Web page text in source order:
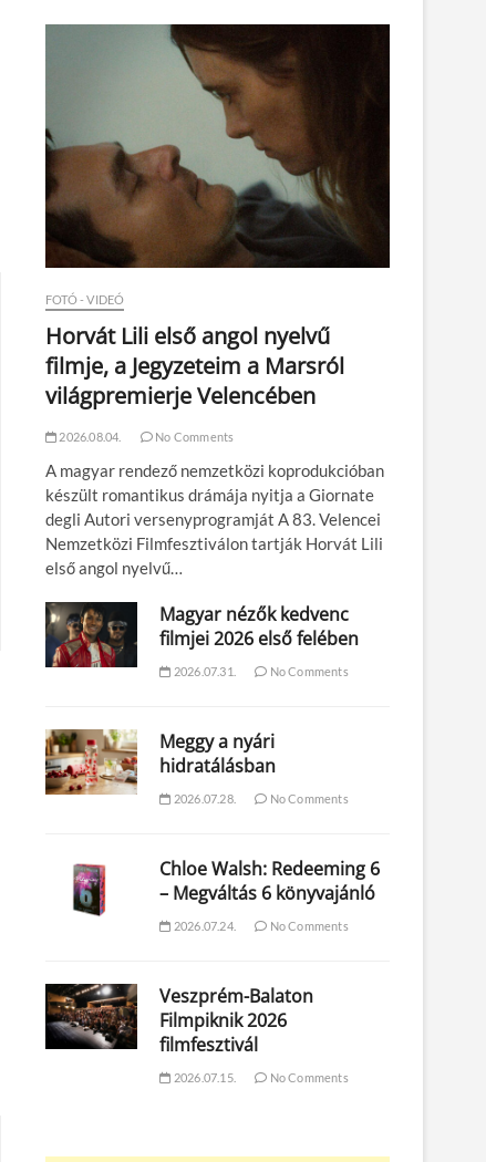
FOTÓ - VIDEÓ
Horvát Lili első angol nyelvű
filmje, a Jegyzeteim a Marsról
világpremierje Velencében
2026.08.04. No Comments
A magyar rendező nemzetközi koprodukcióban
készült romantikus drámája nyitja a Giornate
degli Autori versenyprogramját A 83. Velencei
Nemzetközi Filmfesztiválon tartják Horvát Lili
első angol nyelvű…
Magyar nézők kedvenc
filmjei 2026 első felében
2026.07.31. No Comments
Meggy a nyári
hidratálásban
2026.07.28. No Comments
Chloe Walsh: Redeeming 6
– Megváltás 6 könyvajánló
2026.07.24. No Comments
Veszprém-Balaton
Filmpiknik 2026
filmfesztivál
2026.07.15. No Comments